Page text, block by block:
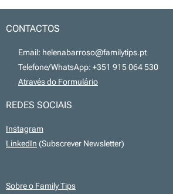
CONTACTOS
📧 Email: helenabarroso@familytips.pt
📞 Telefone/WhatsApp: +351 915 064 530
Através do Formulário
REDES SOCIAIS
Instagram
LinkedIn (Subscrever Newsletter)
Sobre o Family Tips